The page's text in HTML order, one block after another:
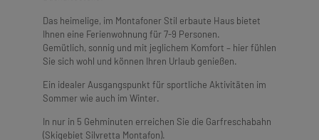
Das heimelige, im Montafoner Stil erbaute Haus bietet
Ihnen eine Ferienwohnung für 7-9 Personen.
Gemütlich, sonnig und mit jeglichem Komfort – hier fühlen
Sie sich wohl und können Ihren Urlaub genießen.
Ein idealer Ausgangspunkt für sportliche Aktivitäten im
Sommer wie auch im Winter.
In nur in 5 Gehminuten erreichen Sie die Garfreschabahn
(Skigebiet Silvretta Montafon).